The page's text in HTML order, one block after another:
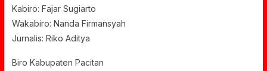
Kabiro: Fajar Sugiarto
Wakabiro: Nanda Firmansyah
Jurnalis: Riko Aditya
Biro Kabupaten Pacitan